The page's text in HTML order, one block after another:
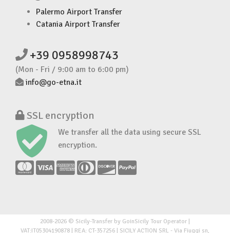
Palermo Airport Transfer
Catania Airport Transfer
+39 0958998743
(Mon - Fri / 9:00 am to 6:00 pm)
info@go-etna.it
SSL encryption
We transfer all the data using secure SSL
encryption.
2008-2026 © Sicily-Transfer by GoinSicily Tour Operator |
VAT:IT05304190878 | REA: CT-357256 | SICILY ACTION SRL - Via Fiuggi sn,